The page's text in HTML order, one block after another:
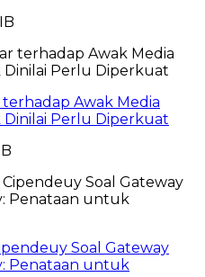
Awak Media
Dinilai Perlu Diperkuat
Soal Gateway
Penataan untuk